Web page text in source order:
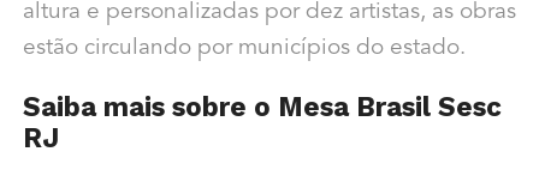
altura e personalizadas por dez artistas, as obras
estão circulando por municípios do estado.
Saiba mais sobre o Mesa Brasil Sesc
RJ